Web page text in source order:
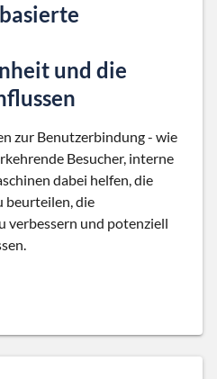
und die
zur Benutzerbindung - wie
Besucher, interne
dabei helfen, die
beurteilen, die
verbessern und potenziell